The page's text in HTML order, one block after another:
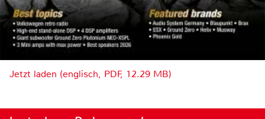
Jetzt laden (englisch, PDF, 12.29 MB)